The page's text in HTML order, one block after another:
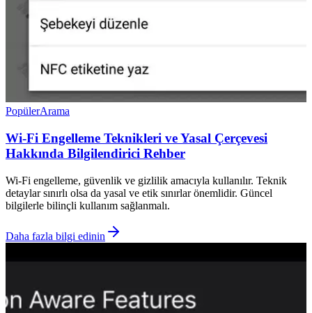
PopülerArama
Wi-Fi Engelleme Teknikleri ve Yasal Çerçevesi
Hakkında Bilgilendirici Rehber
Wi-Fi engelleme, güvenlik ve gizlilik amacıyla kullanılır. Teknik
detaylar sınırlı olsa da yasal ve etik sınırlar önemlidir. Güncel
bilgilerle bilinçli kullanım sağlanmalı.
Daha fazla bilgi edinin